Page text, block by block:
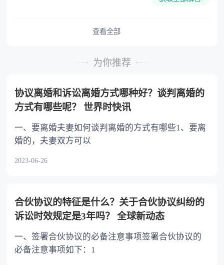
或者与被继承人共同生活的继承人，分配遗产
的继承人，不尽扶养义务的，分配遗产时，应当
查看全部
为你推荐
协议离婚和诉讼离婚方式哪种好？谈判离婚的
方式有哪些呢？ 世界时快讯
一、要离婚夫妻如何谈判离婚的方式有哪些1、要离
婚的，夫妻双方可以
2023-06-26
合伙协议的特征是什么？关于合伙协议纠纷的
诉讼时效规定是3年吗？ 全球新动态
一、签署合伙协议的必备注意事项签署合伙协议的
必备注意事项如下：1